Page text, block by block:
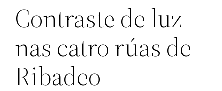
Contraste de luz
nas catro rúas de
Ribadeo